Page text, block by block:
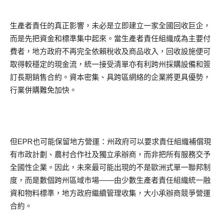
生產者責任的真正影響，未必是立即建立一家全國回收巨企，
而是先把資金和標準集中起來。當生產者責任組織成為主要付
費者，地方政府不再完全依賴稅收及商品收入，回收設施便可
取得較穩定的現金流，統一接受清單亦有利跨州採購設備和簽
訂長期銷售合約。資本密集、具跨區網絡的企業將更具優勢，
行業併購難免加快。
但EPR也可能保留地方營運：州政府可以要求責任組織補償現
有市政計劃、農村合作社及獨立承辦商，而非把所有服務交予
全國性企業。因此，未來最可能出現的不是歐洲式單一聯邦制
度，而是數個跨州區域市場——由少數生產者責任組織統一融
資和物料標準，地方政府繼續管理收集，大小承辦商競爭營運
合約。